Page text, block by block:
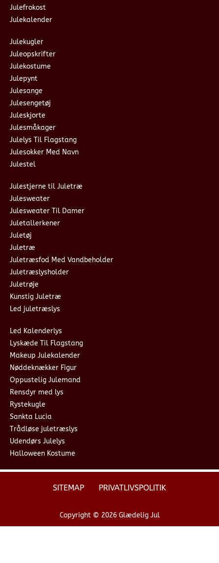
Julefrokost
Julekalender
Julekugler
Juleopskrifter
Julekostume
Julepynt
Julesange
Julesengetøj
Juleskjorte
Julesmåkager
Julelys Til Flagstang
Julesokker Med Navn
Julestel
Julestjerne til Juletræ
Julesweater
Julesweater Til Damer
Juletallerkener
Juletøj
Juletræ
Juletræsfod Med Vandbeholder
Juletræslysholder
Juletrøje
Kunstig Juletræ
Led juletræslys
Led Kalenderlys
Lyskæde Til Flagstang
Makeup Julekalender
Nøddeknækker Figur
Oppustelig Julemand
Rensdyr med lys
Rystekugle
Sankta Lucia
Trådløse juletræslys
Udendørs Julelys
Halloween Kostume
SITEMAP PRIVATLIVSPOLITIK
Copyright © 2026 Glædelig Jul